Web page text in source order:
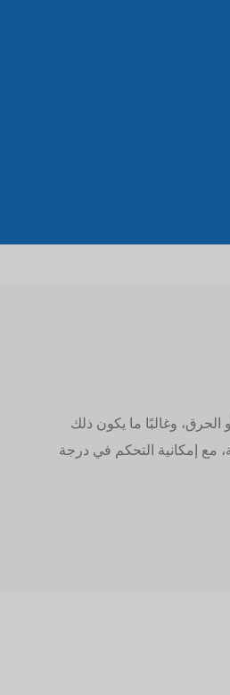
وغالبًا ما يكون ذلك
مع إمكانية التحكم في درجة